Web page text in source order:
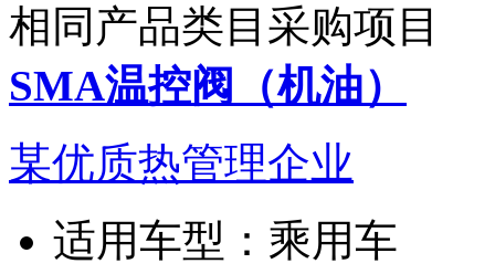
相同产品类目采购项目
SMA温控阀（机油）
某优质热管理企业
适用车型： 乘用车